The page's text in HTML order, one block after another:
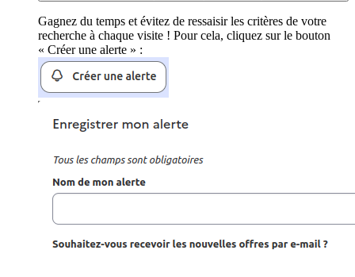
Gagnez du temps et évitez de ressaisir les critères de votre
recherche à chaque visite ! Pour cela, cliquez sur le bouton
« Créer une alerte » :